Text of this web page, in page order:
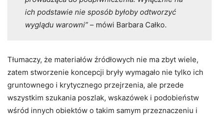
ich podstawie nie sposób byłoby odtworzyć
wyglądu warowni”– mówi Barbara Całko.
Tłumaczy, że materiałów źródłowych nie ma zbyt wiele,
zatem stworzenie koncepcji bryły wymagało nie tylko ich
gruntownego i krytycznego przejrzenia, ale przede
wszystkim szukania poszlak, wskazówek i podobieństw
wśród innych obiektów o takim samym przeznaczeniu i